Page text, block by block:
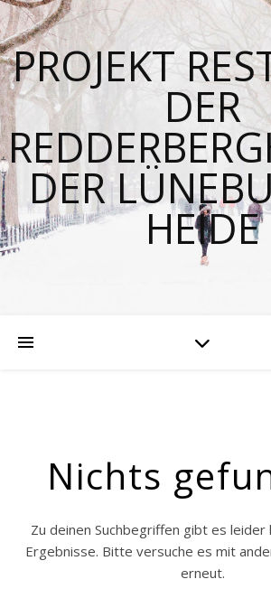
PROJEKT
DER
DER
HEIDE
Nichts
Zu deinen Suchbegriffen gibt es leider
Ergebnisse. Bitte versuche es mit
erneut.